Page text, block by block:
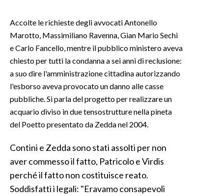
NOTIZIE
EVENTI
#CARAUNIONE
INSULARITÀ
INFO AZIENDE
ABBONATI
ANNUNCI
NECROLOGI
PUBBLICITÀ
Accolte le richieste degli avvocati Antonello
Marotto, Massimiliano Ravenna, Gian Mario Sechi
e Carlo Fancello, mentre il pubblico ministero aveva
chiesto per tutti la condanna a sei anni di reclusione:
a suo dire l'amministrazione cittadina autorizzando
l'esborso aveva provocato un danno alle casse
pubbliche. Si parla del progetto per realizzare un
acquario diviso in due tensostrutture nella pineta
del Poetto presentato da Zedda nel 2004.
Contini e Zedda sono stati assolti per non
aver commesso il fatto, Patricolo e Virdis
perché il fatto non costituisce reato.
Soddisfatti i legali: "Eravamo consapevoli